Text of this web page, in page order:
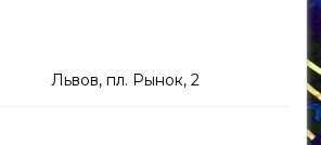
Львов, пл. Рынок, 2